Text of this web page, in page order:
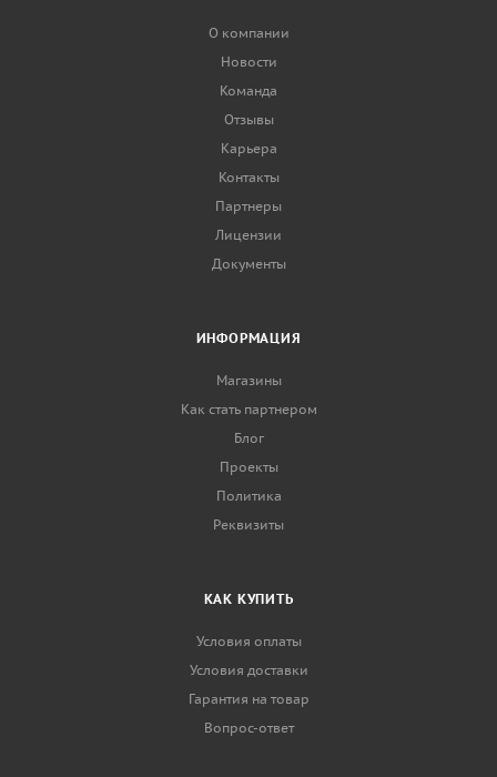
О компании
Новости
Команда
Отзывы
Карьера
Контакты
Партнеры
Лицензии
Документы
ИНФОРМАЦИЯ
Магазины
Как стать партнером
Блог
Проекты
Политика
Реквизиты
КАК КУПИТЬ
Условия оплаты
Условия доставки
Гарантия на товар
Вопрос-ответ